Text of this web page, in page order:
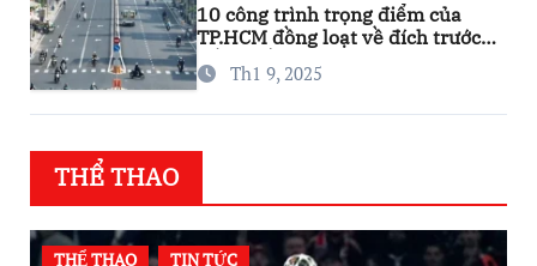
10 công trình trọng điểm của
TP.HCM đồng loạt về đích trước
thềm Tết Nguyên đán
Th1 9, 2025
THỂ THAO
THỂ THAO TIN TỨC